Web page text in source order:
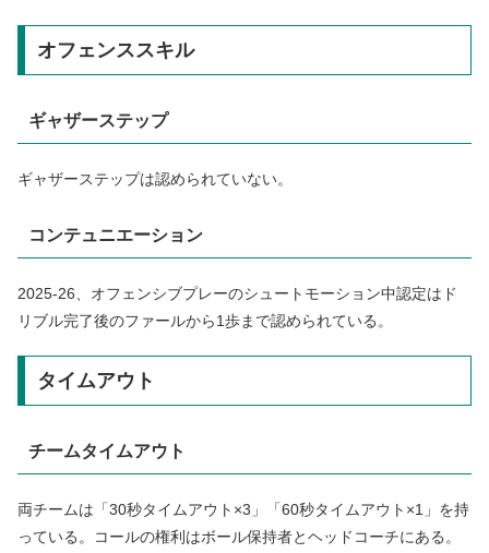
オフェンススキル
ギャザーステップ
ギャザーステップは認められていない。
コンテュニエーション
2025-26、オフェンシブプレーのシュートモーション中認定はド
リブル完了後のファールから1歩まで認められている。
タイムアウト
チームタイムアウト
両チームは「30秒タイムアウト×3」「60秒タイムアウト×1」を持
っている。コールの権利はボール保持者とヘッドコーチにある。